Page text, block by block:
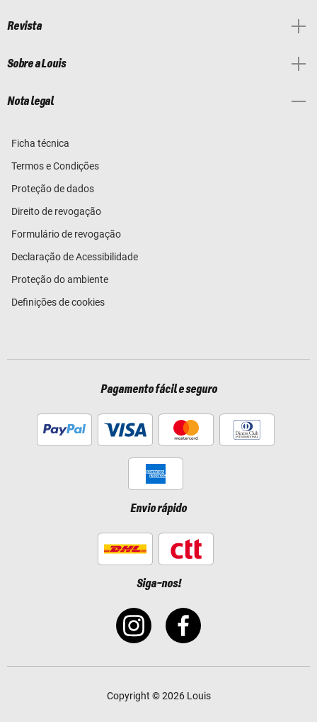
Revista
Sobre a Louis
Nota legal
Ficha técnica
Termos e Condições
Proteção de dados
Direito de revogação
Formulário de revogação
Declaração de Acessibilidade
Proteção do ambiente
Definições de cookies
Pagamento fácil e seguro
Envio rápido
Siga-nos!
Copyright © 2026 Louis